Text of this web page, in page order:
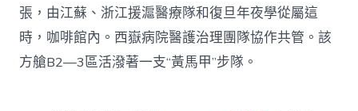
張，由江蘇、浙江援滬醫療隊和復旦年夜學從屬這
時，咖啡館內。西嶽病院醫護治理團隊協作共管。該
方艙B2—3區活潑著一支“黃馬甲”步隊。